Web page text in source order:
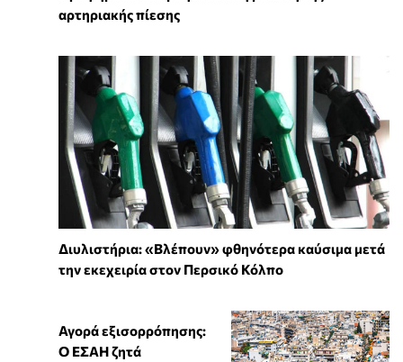
αρτηριακής πίεσης
Διυλιστήρια: «Βλέπουν» φθηνότερα καύσιμα μετά
την εκεχειρία στον Περσικό Κόλπο
Αγορά εξισορρόπησης:
Ο ΕΣΑΗ ζητά